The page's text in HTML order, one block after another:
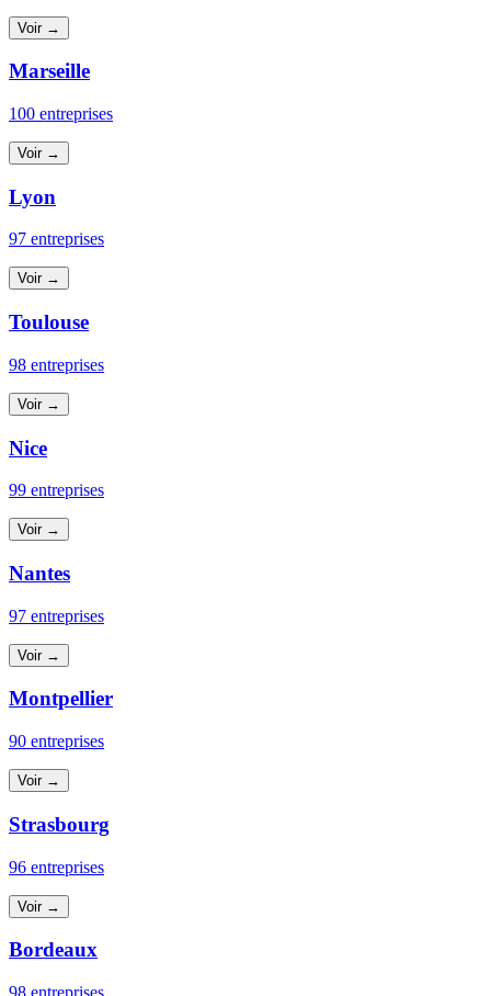
Voir →
Marseille
100 entreprises
Voir →
Lyon
97 entreprises
Voir →
Toulouse
98 entreprises
Voir →
Nice
99 entreprises
Voir →
Nantes
97 entreprises
Voir →
Montpellier
90 entreprises
Voir →
Strasbourg
96 entreprises
Voir →
Bordeaux
98 entreprises